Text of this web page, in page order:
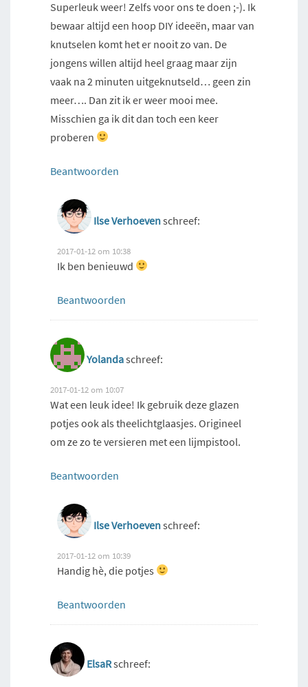
Superleuk weer! Zelfs voor ons te doen ;-). Ik
bewaar altijd een hoop DIY ideeën, maar van
knutselen komt het er nooit zo van. De
jongens willen altijd heel graag maar zijn
vaak na 2 minuten uitgeknutseld… geen zin
meer…. Dan zit ik er weer mooi mee.
Misschien ga ik dit dan toch een keer
proberen
Beantwoorden
Ilse Verhoevenschreef:
2017-01-12 om 10:38
Ik ben benieuwd
Beantwoorden
Yolandaschreef:
2017-01-12 om 10:07
Wat een leuk idee! Ik gebruik deze glazen
potjes ook als theelichtglaasjes. Origineel
om ze zo te versieren met een lijmpistool.
Beantwoorden
Ilse Verhoevenschreef:
2017-01-12 om 10:39
Handig hè, die potjes
Beantwoorden
ElsaRschreef: